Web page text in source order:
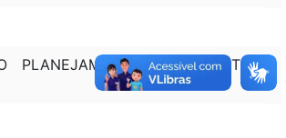
PLANEJAMENTO, ORÇAMENTO E